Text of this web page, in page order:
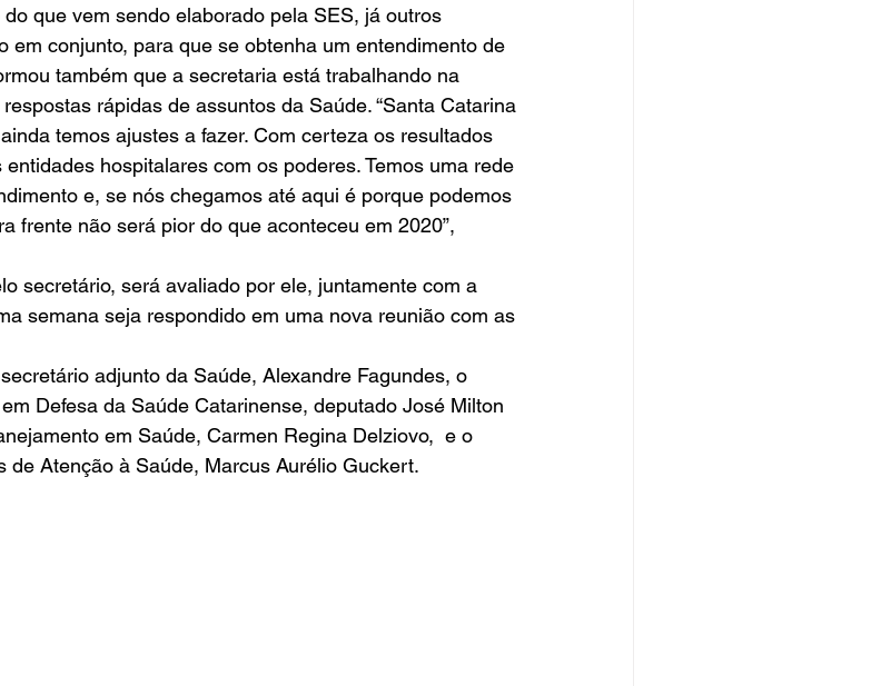
que vem sendo elaborado pela SES, já outros
em conjunto, para que se obtenha um entendimento de
também que a secretaria está trabalhando na
rápidas de assuntos da Saúde. “Santa Catarina
temos ajustes a fazer. Com certeza os resultados
hospitalares com os poderes. Temos uma rede
e, se nós chegamos até aqui é porque podemos
frente não será pior do que aconteceu em 2020”,
secretário, será avaliado por ele, juntamente com a
semana seja respondido em uma nova reunião com as
adjunto da Saúde, Alexandre Fagundes, o
Defesa da Saúde Catarinense, deputado José Milton
em Saúde, Carmen Regina Delziovo,  e o
de Atenção à Saúde, Marcus Aurélio Guckert.